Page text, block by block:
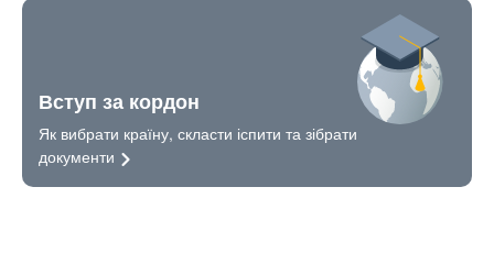
Вступ за кордон
Як вибрати країну, скласти іспити та зібрати
документи